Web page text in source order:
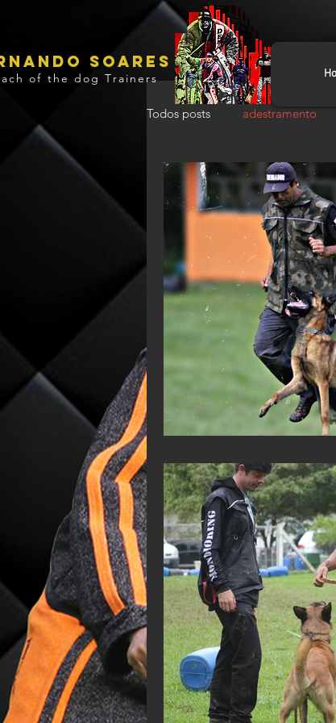
SOARES
of the dog Trainers
Todos posts adestramento